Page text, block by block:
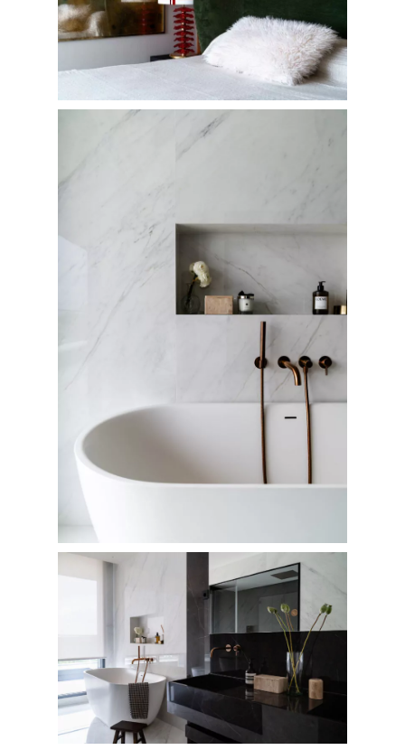
FOTOGRAFÍA
Fotografía de Interiores
Vivienda
Hoteles /
Oficinas
Fotografía Residencial
Fotografía Fase de
Fotografía de Stand
VIDEO
DRON
PERSONAL
PUBLICACIONES
PRINTS
SOBRE MÍ